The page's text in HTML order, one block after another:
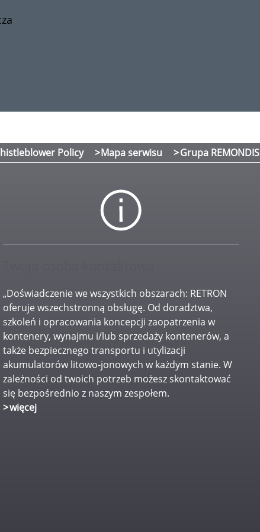
Policy Mapa serwisu Grupa REMONDIS
„Doświadczenie we wszystkich obszarach: RETRON
oferuje wszechstronną obsługę. Od doradztwa,
szkoleń i opracowania koncepcji zaopatrzenia w
kontenery, wynajmu i/lub sprzedaży kontenerów, a
także bezpiecznego transportu i utylizacji
akumulatorów litowo-jonowych w każdym stanie. W
zależności od twoich potrzeb możesz skontaktować
się bezpośrednio z naszym zespołem.
więcej